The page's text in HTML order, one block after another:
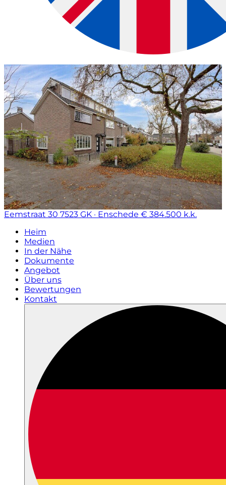
Eemstraat 30 7523 GK · Enschede € 384.500 k.k.
Heim
Medien
In der Nähe
Dokumente
Angebot
Über uns
Bewertungen
Kontakt